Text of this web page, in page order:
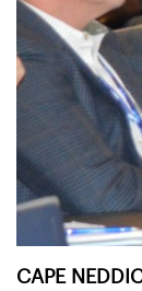
CAPE